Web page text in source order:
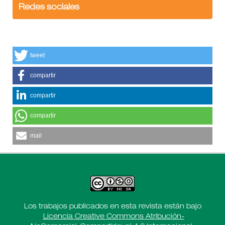
Redes sociales
tweet
compartir
compartir
compartir
mail
Los trabajos publicados en esta revista están bajo
Licencia Creative Commons Atribución-